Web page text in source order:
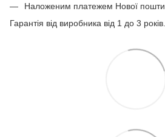
Наложеним платежем Нової пошти.
Гарантія від виробника від 1 до 3 років.